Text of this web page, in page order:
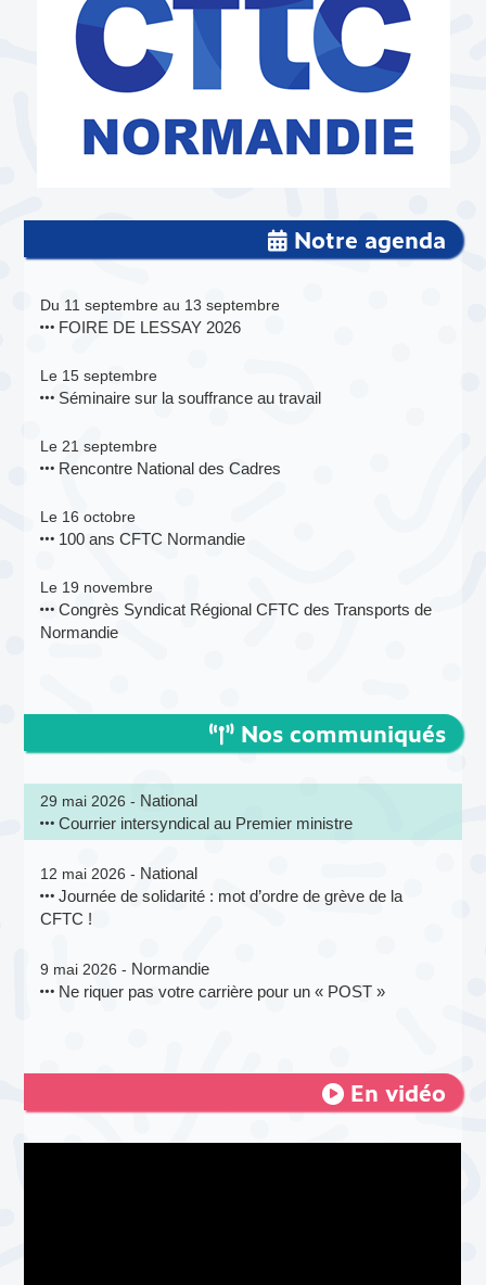
Notre agenda
Du 11 septembre au 13 septembre
FOIRE DE LESSAY 2026
Le 15 septembre
Séminaire sur la souffrance au travail
Le 21 septembre
Rencontre National des Cadres
Le 16 octobre
100 ans CFTC Normandie
Le 19 novembre
Congrès Syndicat Régional CFTC des Transports de
Normandie
Nos communiqués
29 mai 2026 - National
Courrier intersyndical au Premier ministre
12 mai 2026 - National
Journée de solidarité : mot d’ordre de grève de la
CFTC !
9 mai 2026 - Normandie
Ne riquer pas votre carrière pour un « POST »
En vidéo